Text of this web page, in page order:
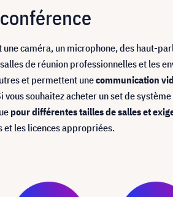
caméra, un microphone, des haut-
de réunion professionnelles et les
et permettent unecommunication
souhaitez acheter un set de
pour différentes tailles de salles et
les licences appropriées.